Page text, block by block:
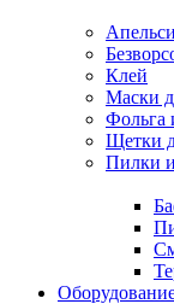
Клей
Маски
Фольга
Щетки
Пилки